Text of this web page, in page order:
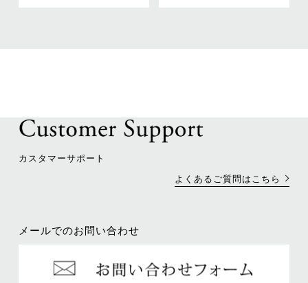
カスタマーサポート
よくあるご質問はこちら
メールでのお問い合わせ